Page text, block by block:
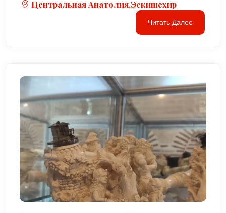
Центральная Анатолия,Эскишехир
Читать Далее